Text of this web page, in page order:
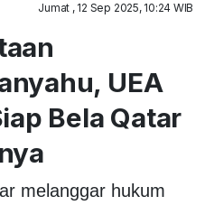
Jumat , 12 Sep 2025, 10:24 WIB
UEA
Bela Qatar
melanggar hukum